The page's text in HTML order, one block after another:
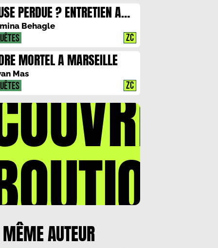
PERDUE ? ENTRETIEN A
VOIX
Behagle
ZC
MORTEL A MARSEILLE
Mas
ZC
AUTEUR